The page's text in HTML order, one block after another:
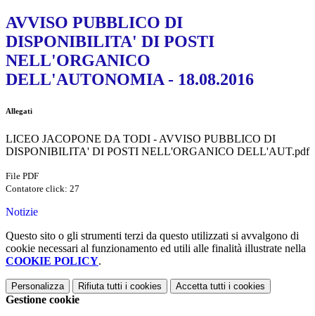
AVVISO PUBBLICO DI
DISPONIBILITA' DI POSTI
NELL'ORGANICO
DELL'AUTONOMIA - 18.08.2016
Allegati
LICEO JACOPONE DA TODI - AVVISO PUBBLICO DI
DISPONIBILITA' DI POSTI NELL'ORGANICO DELL'AUT.pdf
File PDF
Contatore click: 27
Notizie
Questo sito o gli strumenti terzi da questo utilizzati si avvalgono di
cookie necessari al funzionamento ed utili alle finalità illustrate nella
COOKIE POLICY.
Personalizza Rifiuta tutti i cookies Accetta tutti i cookies
Gestione cookie